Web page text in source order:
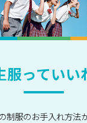
服っていい
制服のお手入れ方法か